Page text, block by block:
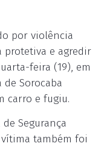
por violência
protetiva e agredir
feira (19), em
Sorocaba
carro e fugiu.
Segurança
vítima também foi